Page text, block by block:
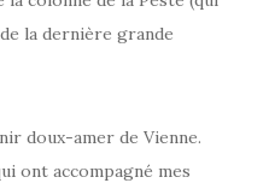
la dernière grande
doux-amer de Vienne.
ont accompagné mes